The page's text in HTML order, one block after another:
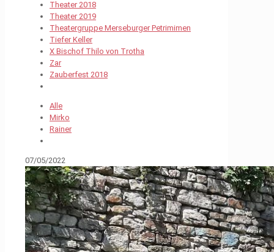
Theater 2018
Theater 2019
Theatergruppe Merseburger Petrimimen
Tiefer Keller
X Bischof Thilo von Trotha
Zar
Zauberfest 2018
Alle
Mirko
Rainer
07/05/2022